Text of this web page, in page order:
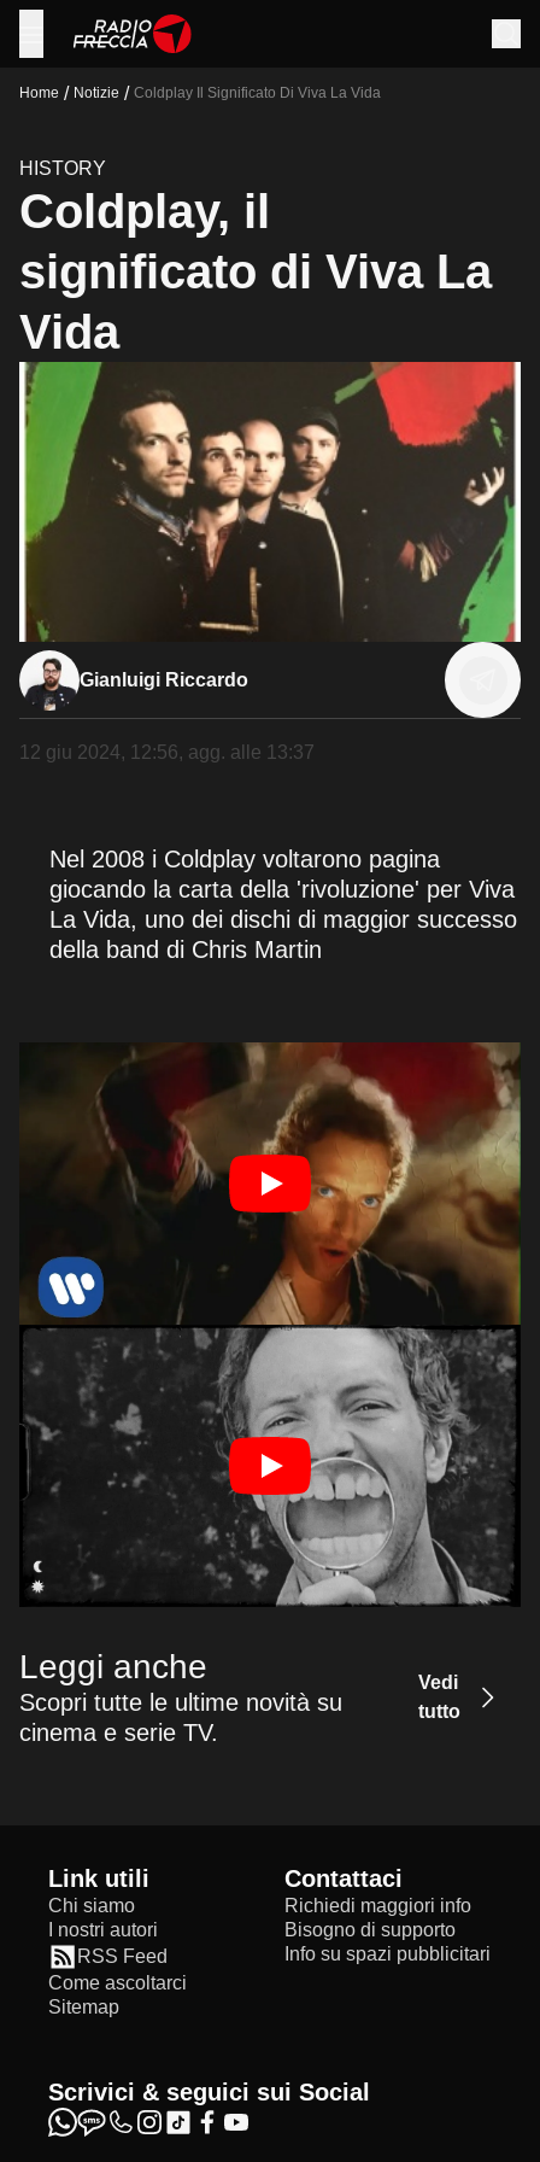
Home / Notizie / Coldplay Il Significato Di Viva La Vida
HISTORY
Coldplay, il
significato di Viva La
Vida
Gianluigi Riccardo
12 giu 2024, 12:56, agg. alle 13:37
Nel 2008 i Coldplay voltarono pagina
giocando la carta della 'rivoluzione' per Viva
La Vida, uno dei dischi di maggior successo
della band di Chris Martin
Leggi anche
Scopri tutte le ultime novità su
cinema e serie TV.
Vedi
tutto
Link utili
Chi siamo
I nostri autori
RSS Feed
Come ascoltarci
Sitemap
Contattaci
Richiedi maggiori info
Bisogno di supporto
Info su spazi pubblicitari
Scrivici & seguici sui Social